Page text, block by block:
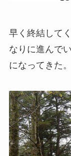
早く終結して
なりに進んで
になってきた。